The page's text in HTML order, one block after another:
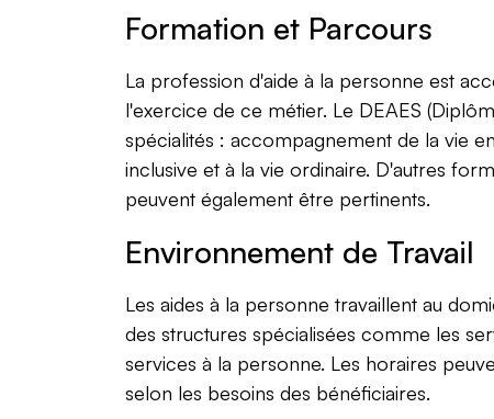
Formation et Parcours
La profession d'aide à la personne est
l'exercice de ce métier. Le DEAES
spécialités : accompagnement de la vie
inclusive et à la vie ordinaire. D'autres
peuvent également être pertinents.
Environnement de Travail
Les aides à la personne travaillent au
des structures spécialisées comme les
services à la personne. Les horaires
selon les besoins des bénéficiaires.